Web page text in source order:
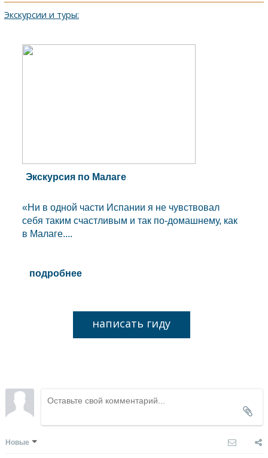
Экскурсии и туры:
Экскурсия по Малаге
«Ни в одной части Испании я не чувствовал
себя таким счастливым и так по-домашнему, как
в Малаге....
подробнее
написать гиду
Новые